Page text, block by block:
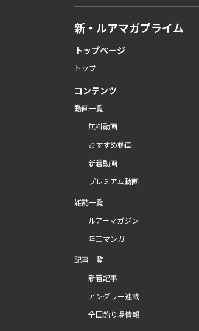
新・ルアマガプライム
トップページ
トップ
コンテンツ
動画一覧
無料動画
おすすめ動画
新着動画
プレミアム動画
雑誌一覧
ルアーマガジン
陸王マンガ
記事一覧
新着記事
アングラー連載
全国釣り場情報